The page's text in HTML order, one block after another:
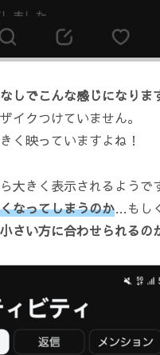
しでこんな感じになりま
イクつけていません。
く映っていますよね！
大きく表示されるようで
なってしまうのか…もし
さい方に合わせられるの